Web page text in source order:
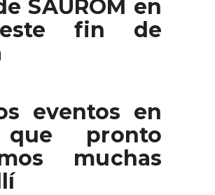
SAUROM en
fin de
eventos en
pronto
muchas